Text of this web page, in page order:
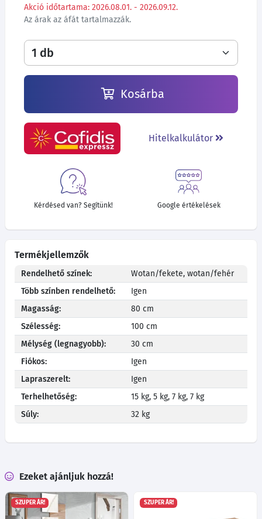
Akció időtartama: 2026.08.01. - 2026.09.12.
Az árak az áfát tartalmazzák.
Kosárba
Hitelkalkulátor
Kérdésed van? Segítünk! Google értékelések
Termékjellemzők
Rendelhető színek:
Wotan/fekete, wotan/fehér
Több színben rendelhető:
Igen
Magasság:
80 cm
Szélesség:
100 cm
Mélység (legnagyobb):
30 cm
Fiókos:
Igen
Lapraszerelt:
Igen
Terhelhetőség:
15 kg, 5 kg, 7 kg, 7 kg
Súly:
32 kg
Ezeket ajánljuk hozzá!
SZUPER ÁR! SZUPER ÁR!